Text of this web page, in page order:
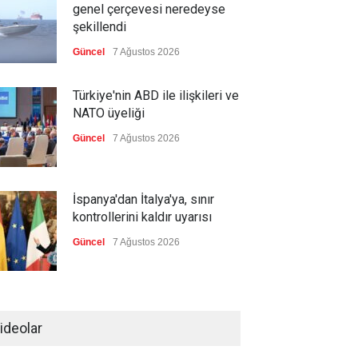
genel çerçevesi neredeyse
şekillendi
Güncel 7 Ağustos 2026
Türkiye'nin ABD ile ilişkileri ve
NATO üyeliği
Güncel 7 Ağustos 2026
İspanya'dan İtalya'ya, sınır
kontrollerini kaldır uyarısı
Güncel 7 Ağustos 2026